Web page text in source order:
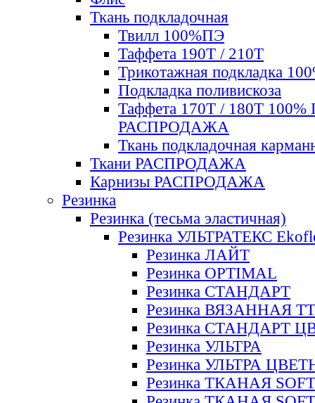
Ткань подкладочная
Твилл 100%ПЭ
Таффета 190Т / 210Т
Трикотажная подкладка
Подкладка поливискоза
Таффета 170Т / 180Т 100%
РАСПРОДАЖА
Ткань подкладочная
Ткани РАСПРОДАЖА
Карнизы РАСПРОДАЖА
Резинка
Резинка (тесьма эластичная)
Резинка УЛЬТРАТЕКС
Резинка ЛАЙТ
Резинка OPTIMAL
Резинка СТАНДАРТ
Резинка ВЯЗАННАЯ ТТ
Резинка СТАНДАРТ
Резинка УЛЬТРА
Резинка УЛЬТРА
Резинка ТКАНАЯ SOFT